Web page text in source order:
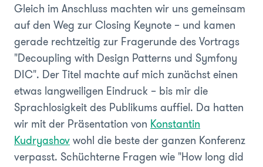
Gleich im Anschluss machten wir uns gemeinsam
auf den Weg zur Closing Keynote – und kamen
gerade rechtzeitig zur Fragerunde des Vortrags
"Decoupling with Design Patterns und Symfony
DIC". Der Titel machte auf mich zunächst einen
etwas langweiligen Eindruck – bis mir die
Sprachlosigkeit des Publikums auffiel. Da hatten
wir mit der Präsentation von Konstantin
Kudryashovwohl die beste der ganzen Konferenz
verpasst. Schüchterne Fragen wie "How long did